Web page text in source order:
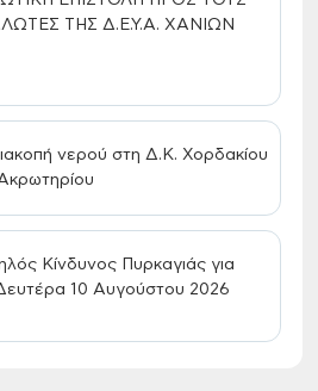
ΤΗΣ Δ.Ε.Υ.Α. ΧΑΝΙΩΝ
νερού στη Δ.Κ. Χορδακίου
Κίνδυνος Πυρκαγιάς για
10 Αυγούστου 2026